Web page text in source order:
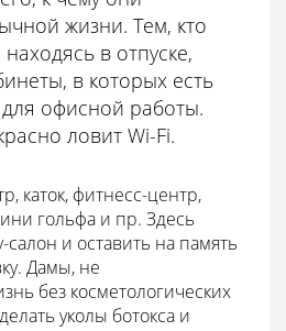
жизни. Тем, кто
в отпуске,
в которых есть
офисной работы.
ловит Wi-Fi.
каток, фитнесс-центр,
гольфа и пр. Здесь
салон и оставить на память
Дамы, не
без косметологических
уколы ботокса и